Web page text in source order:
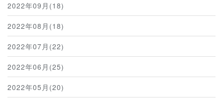
2022年09月(18)
2022年08月(18)
2022年07月(22)
2022年06月(25)
2022年05月(20)